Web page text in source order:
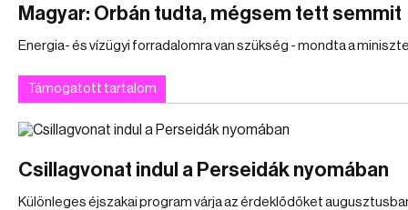
Magyar: Orbán tudta, mégsem tett semmit
Energia- és vízügyi forradalomra van szükség - mondta a
Támogatott tartalom
Csillagvonat indul a Perseidák nyomában
Különleges éjszakai program várja az érdeklődőket